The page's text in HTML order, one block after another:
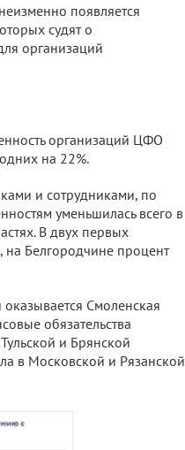
появляется
судят о
организаций
организаций ЦФО
на 22%.
и сотрудниками, по
уменьшилась всего в
В двух первых
на Белгородчине процент
Смоленская
обязательства
и Брянской
в Московской и Рязанской